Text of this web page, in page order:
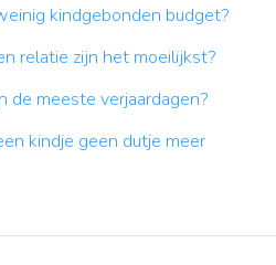
kindgebonden budget?
relatie zijn het moeilijkst?
de meeste verjaardagen?
kindje geen dutje meer